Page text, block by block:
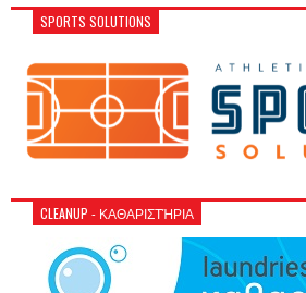
SPORTS SOLUTIONS
CLEANUP - ΚΑΘΑΡΙΣΤΉΡΙΑ